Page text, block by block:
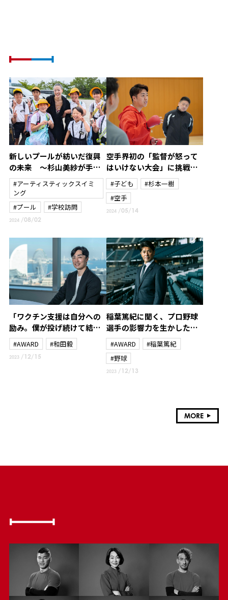
新しいプールが紡いだ復興
の未来 ～杉山美紗が手に
した新たな使命と笑顔の贈
り物～
#アーティスティックスイミ
ング
#プール
#学校訪問
2024 /08/02
空手界初の「監督が怒って
はいけない大会」に挑戦～
杉本一樹～
#子ども
#杉本一樹
#空手
2024 /05/14
「ワクチン支援は自分への
励み。僕が投げ続けて結果
を残さなければいけない理
由のひとつ」和田毅がプロ3
年目から続けている社会貢
#AWARD #和田毅
2023 /12/15
稲葉篤紀に聞く、プロ野球
選手の影響力を生かした北
海道日本ハムファイターズ
のスポーツ振興と地域課題
解決策
#AWARD
#稲葉篤紀
#野球
2023 /12/13
MORE